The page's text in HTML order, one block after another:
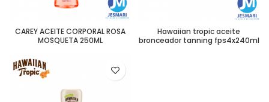
CAREY ACEITE CORPORAL ROSA
MOSQUETA 250ML
Hawaiian tropic aceite
bronceador tanning fps4x240ml